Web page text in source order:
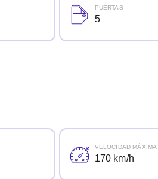
PUERTAS
5
VELOCIDAD MÁXIMA
170 km/h